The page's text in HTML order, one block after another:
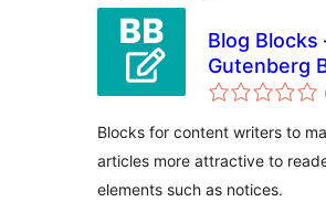
Blog Blocks
Gutenberg
for Content
Blocks for content writers to
articles more attractive to
elements such as notices.